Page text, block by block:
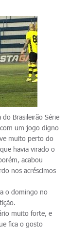
Brasileirão Série
um jogo digno
muito perto do
havia virado o
acabou
nos acréscimos
o domingo no
muito forte, e
fica o gosto